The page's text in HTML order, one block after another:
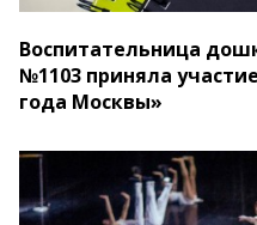
Воспитательница
№1103 приняла
года Москвы»